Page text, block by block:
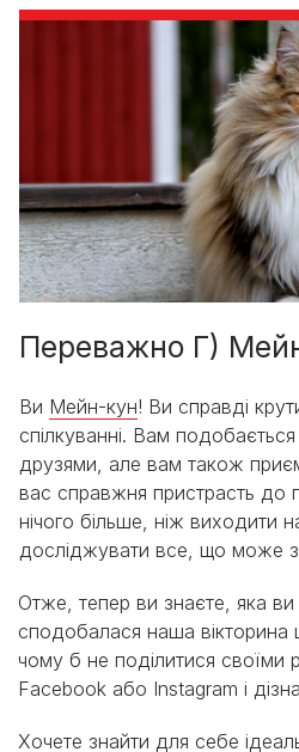
Переважно Г)
Ви Мейн-кун! Ви справді
спілкуванні. Вам
друзями, але вам також
вас справжня пристрасть до
нічого більше, ніж виходити
досліджувати все, що може
Отже, тепер ви знаєте, яка
сподобалася наша вікторина
чому б не поділитися своїми
Facebook або Instagram і
Хочете знайти для себе